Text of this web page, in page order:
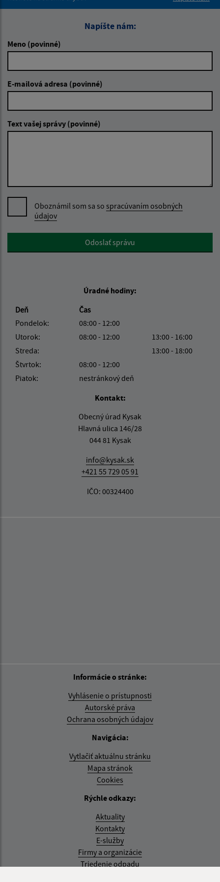
Napíšte nám:
Meno (povinné)
E-mailová adresa (povinné)
Text vašej správy (povinné)
Oboznámil som sa so spracúvaním osobných
údajov
Google reCaptcha ResponseOdoslať správu
Úradné hodiny:
Deň
Čas
Pondelok:
08:00 - 12:00
Utorok:
08:00 - 12:00
13:00 - 16:00
Streda:
13:00 - 18:00
Štvrtok:
08:00 - 12:00
Piatok:
nestránkový deň
Kontakt:
Obecný úrad Kysak
Hlavná ulica 146/28
044 81 Kysak
info@kysak.sk
+421 55 729 05 91
IČO: 00324400
Informácie o stránke:
Vyhlásenie o prístupnosti
Autorské práva
Ochrana osobných údajov
Navigácia:
Vytlačiť aktuálnu stránku
Mapa stránok
Cookies
Rýchle odkazy:
Aktuality
Kontakty
E-služby
Firmy a organizácie
Triedenie odpadu